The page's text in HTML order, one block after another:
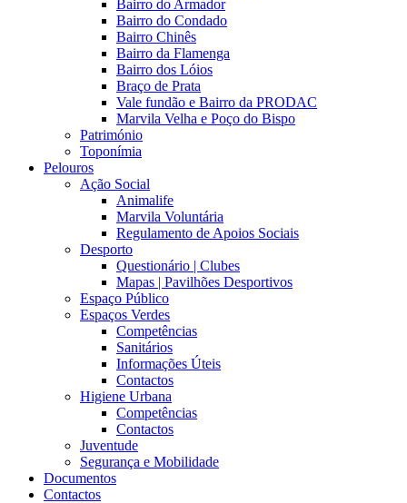
Bairro do Armador
Bairro do Condado
Bairro Chinês
Bairro da Flamenga
Bairro dos Lóios
Braço de Prata
Vale fundão e Bairro da PRODAC
Marvila Velha e Poço do Bispo
Património
Toponímia
Pelouros
Ação Social
Animalife
Marvila Voluntária
Regulamento de Apoios Sociais
Desporto
Questionário | Clubes
Mapas | Pavilhões Desportivos
Espaço Público
Espaços Verdes
Competências
Sanitários
Informações Úteis
Contactos
Higiene Urbana
Competências
Contactos
Juventude
Segurança e Mobilidade
Documentos
Contactos